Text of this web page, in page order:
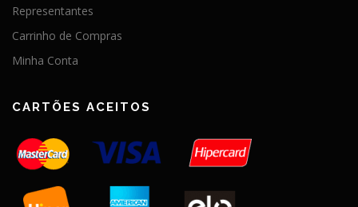
Representantes
Carrinho de Compras
Minha Conta
CARTÕES ACEITOS